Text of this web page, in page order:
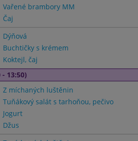
Vařené brambory MM
Čaj
Dýňová
Buchtičky s krémem
Koktejl, čaj
13:50)
Z míchaných luštěnin
Tuňákový salát s tarhoňou, pečivo
Jogurt
Džus